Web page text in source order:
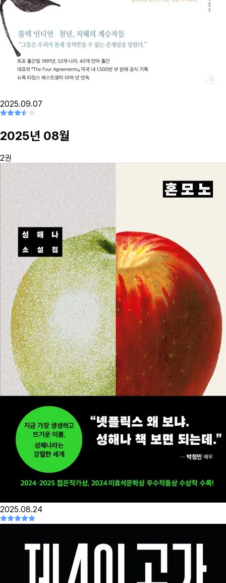
2025.09.07
2025년 08월
2권
2025.08.24